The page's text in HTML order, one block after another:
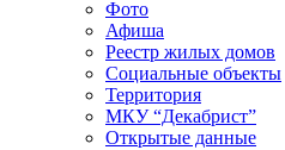
Фото
Афиша
Реестр жилых домов
Социальные объекты
Территория
МКУ “Декабрист”
Открытые данные